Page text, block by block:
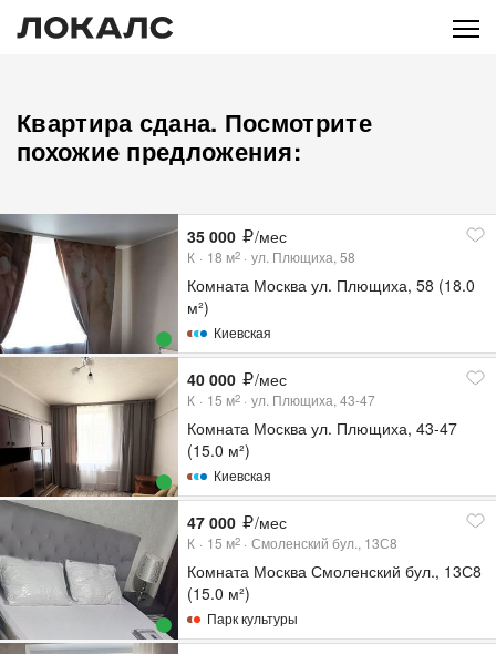
Квартира сдана. Посмотрите
похожие предложения:
35 000 /мес
К 18 м2 ул. Плющиха, 58
Комната Москва ул. Плющиха, 58 (18.0
м²)
Киевская
40 000 /мес
К 15 м2 ул. Плющиха, 43-47
Комната Москва ул. Плющиха, 43-47
(15.0 м²)
Киевская
47 000 /мес
К 15 м2 Смоленский бул., 13С8
Комната Москва Смоленский бул., 13С8
(15.0 м²)
Парк культуры